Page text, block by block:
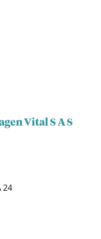
Vital S A S
24